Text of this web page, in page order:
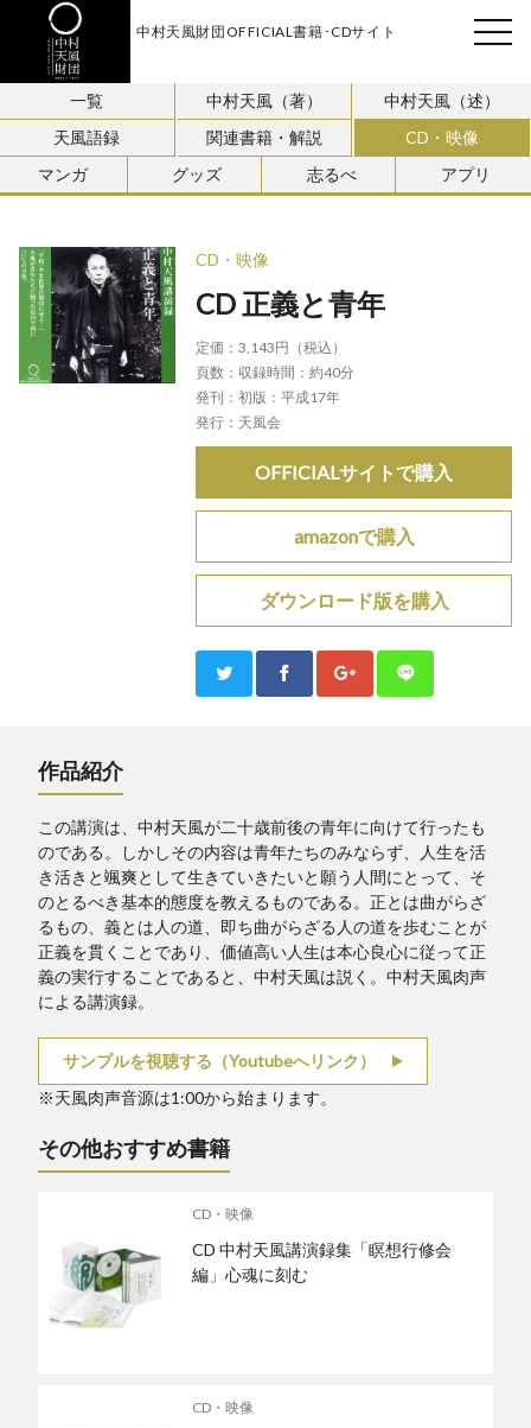
中村天風財団OFFICIAL書籍･CDサイト
一覧 中村天風（著）
中村天風（述）
天風語録
関連書籍・解説
CD・映像
マンガ
グッズ 志るべ アプリ
CD・映像
CD 正義と青年
定価： 3,143円（税込）
頁数： 収録時間：約40分
発刊： 初版：平成17年
発行： 天風会
OFFICIALサイトで購入
amazonで購入
ダウンロード版を購入
作品紹介
この講演は、中村天風が二十歳前後の青年に向けて行ったも
のである。しかしその内容は青年たちのみならず、人生を活
き活きと颯爽として生きていきたいと願う人間にとって、そ
のとるべき基本的態度を教えるものである。正とは曲がらざ
るもの、義とは人の道、即ち曲がらざる人の道を歩むことが
正義を貫くことであり、価値高い人生は本心良心に従って正
義の実行することであると、中村天風は説く。中村天風肉声
による講演録。
サンプルを視聴する（Youtubeへリンク）
※天風肉声音源は1:00から始まります。
その他おすすめ書籍
CD・映像
CD 中村天風講演録集「瞑想行修会
編」心魂に刻む
CD・映像